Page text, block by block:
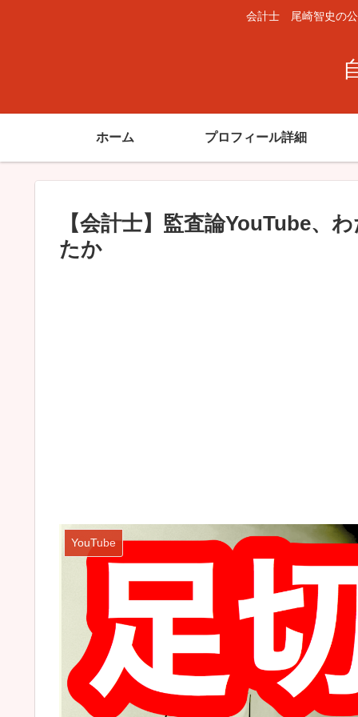
会計士 尾崎智史の公
ホーム プロフィール詳細
【会計士】監査論YouTube、
たか
YouTube